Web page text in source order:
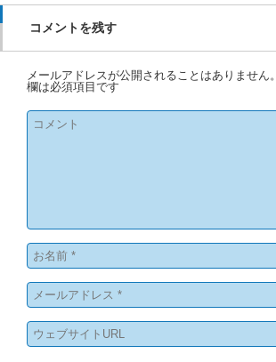
コメントを残す
メールアドレスが公開されることはありません。
欄は必須項目です